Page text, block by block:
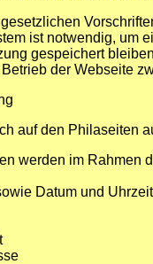
ist notwendig, um
gespeichert
der Webseite
auf den Philaseiten
werden im Rahmen
Datum und